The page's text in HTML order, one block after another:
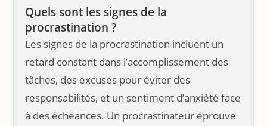
Quels sont les signes de la
procrastination ?
Les signes de la procrastination incluent un
retard constant dans l’accomplissement des
tâches, des excuses pour éviter des
responsabilités, et un sentiment d’anxiété face
à des échéances. Un procrastinateur éprouve